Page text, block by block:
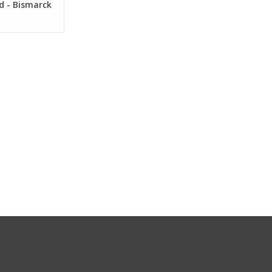
- Bismarck
2 cm